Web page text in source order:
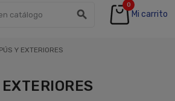
search
0
Mi carrito
Y EXTERIORES